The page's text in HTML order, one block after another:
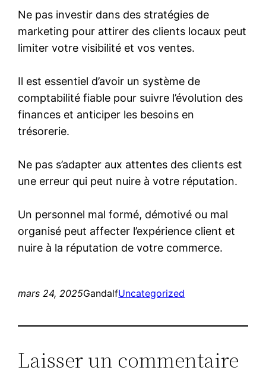
Ne pas investir dans des stratégies de
marketing pour attirer des clients locaux peut
limiter votre visibilité et vos ventes.
Il est essentiel d’avoir un système de
comptabilité fiable pour suivre l’évolution des
finances et anticiper les besoins en
trésorerie.
Ne pas s’adapter aux attentes des clients est
une erreur qui peut nuire à votre réputation.
Un personnel mal formé, démotivé ou mal
organisé peut affecter l’expérience client et
nuire à la réputation de votre commerce.
mars 24, 2025GandalfUncategorized
Laisser un commentaire